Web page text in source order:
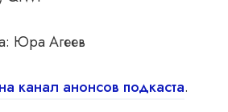
Юра Агеев
на канал анонсов подкаста.